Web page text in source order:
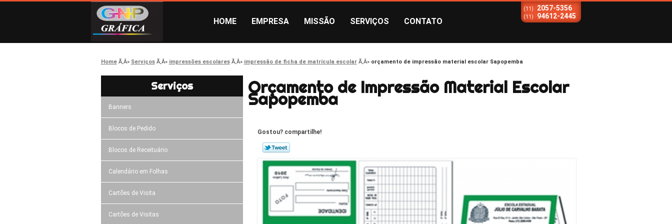
HOME EMPRESA MISSÃO SERVIÇOS CONTATO
(11) 2057-5356
(11) 94612-2445
Home Serviços impressões escolares impressão de ficha de matrícula escolar orçamento de impressão material escolar Sapopemba
Serviços
Banners
Blocos de Pedido
Blocos de Receituário
Calendário em Folhas
Cartões de Visita
Cartões de Visitas
Orçamento de Impressão Material Escolar
Sapopemba
Gostou? compartilhe!